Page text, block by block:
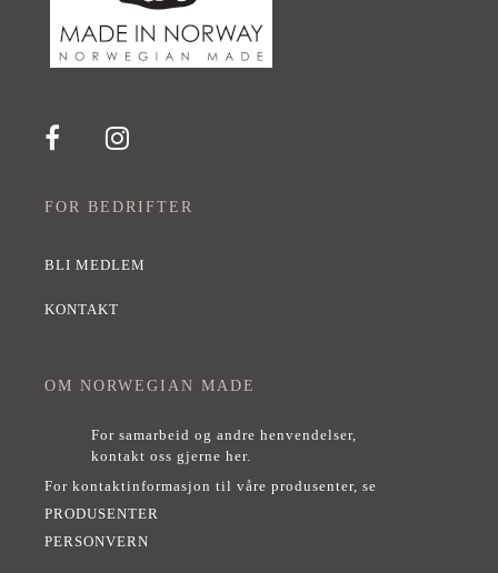
FOR BEDRIFTER
BLI MEDLEM
KONTAKT
OM NORWEGIAN MADE
For samarbeid og andre henvendelser,
kontakt oss gjerne her.
For kontaktinformasjon til våre produsenter, se
PRODUSENTER
PERSONVERN